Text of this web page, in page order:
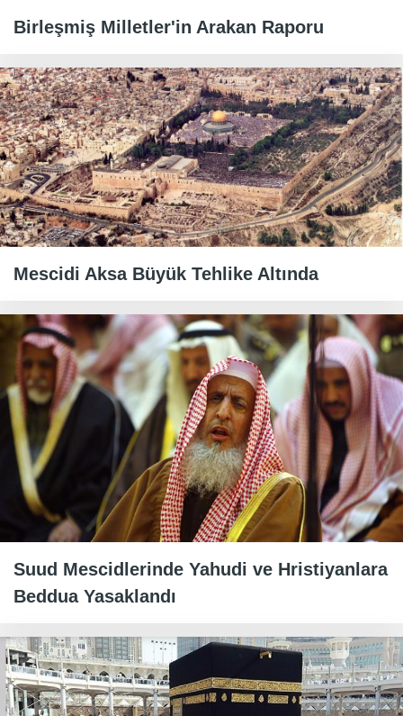
Birleşmiş Milletler'in Arakan Raporu
Mescidi Aksa Büyük Tehlike Altında
Suud Mescidlerinde Yahudi ve Hristiyanlara
Beddua Yasaklandı